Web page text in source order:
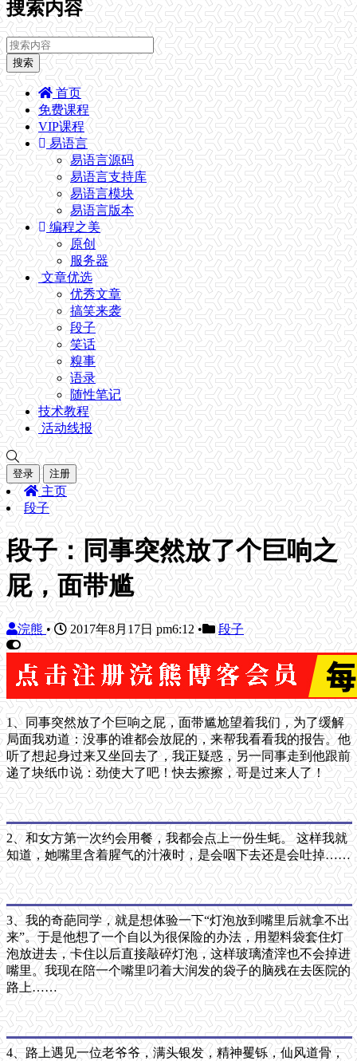
搜索内容
搜索
首页
免费课程
VIP课程
易语言
易语言源码
易语言支持库
易语言模块
易语言版本
编程之美
原创
服务器
文章优选
优秀文章
搞笑来袭
段子
笑话
糗事
语录
随性笔记
技术教程
活动线报
登录 注册
主页
段子
段子：同事突然放了个巨响之
屁，面带尴
浣熊 • 2017年8月17日 pm6:12• 段子
1、同事突然放了个巨响之屁，面带尴尬望着我们，为了缓解
局面我劝道：没事的谁都会放屁的，来帮我看看我的报告。他
听了想起身过来又坐回去了，我正疑惑，另一同事走到他跟前
递了块纸巾说：劲使大了吧！快去擦擦，哥是过来人了！
2、和女方第一次约会用餐，我都会点上一份生蚝。 这样我就
知道，她嘴里含着腥气的汁液时，是会咽下去还是会吐掉……
3、我的奇葩同学，就是想体验一下“灯泡放到嘴里后就拿不出
来”。于是他想了一个自以为很保险的办法，用塑料袋套住灯
泡放进去，卡住以后直接敲碎灯泡，这样玻璃渣滓也不会掉进
嘴里。我现在陪一个嘴里叼着大润发的袋子的脑残在去医院的
路上……
4、路上遇见一位老爷爷，满头银发，精神矍铄，仙风道骨，